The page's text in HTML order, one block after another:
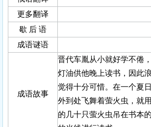
更多翻译
歇 后 语
成语谜语
成语故事
晋代车胤从小就好学不倦
灯油供他晚上读书，因此
觉得十分可惜。在一个夏
外到处飞舞着萤火虫，就
的几十只萤火虫吊在书本